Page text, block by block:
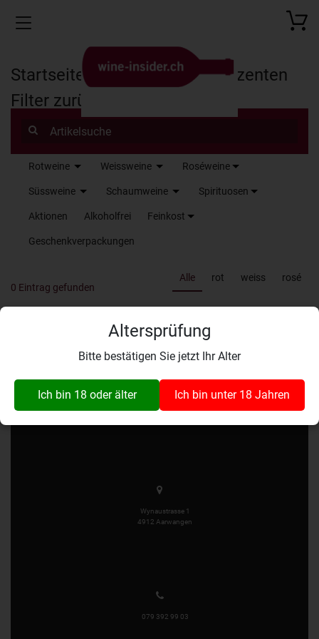
Altersprüfung
Bitte bestätigen Sie jetzt Ihr Alter
Ich bin 18 oder älter Ich bin unter 18 Jahren
Toggle navigation
Startseite Produkte
Produzenten
Filter zurücksetzen
Rotweine Weissweine Roséweine
Süssweine Schaumweine Spirituosen
Aktionen Alkoholfrei Feinkost
Geschenkverpackungen
Alle rot weiss
rosé
0 Eintrag gefunden
Keine Artikel entsprechen Ihrer Anfrage
Wynaustrasse 1
4912 Aarwangen
079 392 99 03